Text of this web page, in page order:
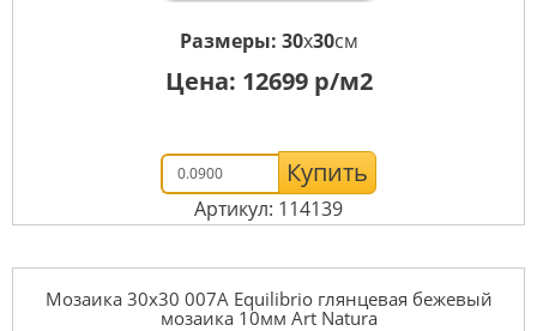
Размеры: 30x30см
Цена: 12699р/м2
Купить
Артикул: 114139
Мозаика 30x30 007A Equilibrio глянцевая бежевый
мозаика 10мм Art Natura